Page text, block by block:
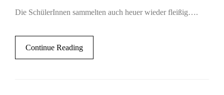
Die SchülerInnen sammelten auch heuer wieder fleißig….
Continue Reading